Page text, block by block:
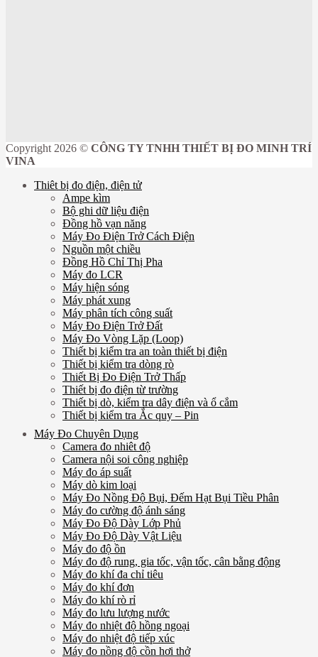
Copyright 2026 © CÔNG TY TNHH THIẾT BỊ ĐO MINH TRÍ
VINA
Thiêt bị đo điện, điện tử
Ampe kìm
Bộ ghi dữ liệu điện
Đồng hồ vạn năng
Máy Đo Điện Trở Cách Điện
Nguồn một chiều
Đồng Hồ Chỉ Thị Pha
Máy đo LCR
Máy hiện sóng
Máy phát xung
Máy phân tích công suất
Máy Đo Điện Trở Đất
Máy Đo Vòng Lặp (Loop)
Thiết bị kiểm tra an toàn thiết bị điện
Thiết bị kiểm tra dòng rò
Thiết Bị Đo Điện Trở Thấp
Thiết bị đo điện từ trường
Thiết bị dò, kiểm tra dây điện và ổ cắm
Thiết bị kiểm tra Ắc quy – Pin
Máy Đo Chuyên Dụng
Camera đo nhiêt độ
Camera nội soi công nghiệp
Máy đo áp suất
Máy dò kim loại
Máy Đo Nồng Độ Bụi, Đếm Hạt Bụi Tiều Phân
Máy đo cường độ ánh sáng
Máy Đo Độ Dày Lớp Phủ
Máy Đo Độ Dày Vật Liệu
Máy đo độ ồn
Máy đo độ rung, gia tốc, vận tốc, cân bằng động
Máy đo khí đa chỉ tiêu
Máy đo khí đơn
Máy đo khí rò rỉ
Máy đo lưu lượng nước
Máy đo nhiệt độ hồng ngoại
Máy đo nhiệt độ tiếp xúc
Máy đo nồng độ cồn hơi thở